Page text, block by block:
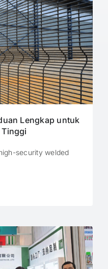
Lengkap untuk
Tinggi
security welded